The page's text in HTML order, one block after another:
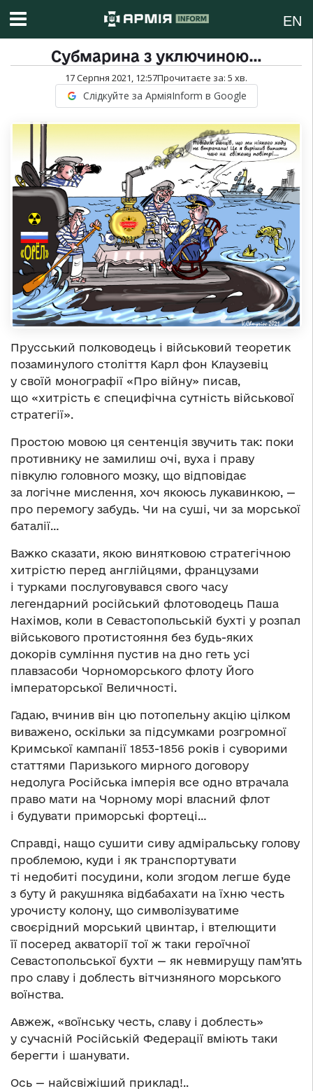
EN
Субмарина з уключиною…
17 Серпня 2021, 12:57Прочитаєте за: 5 хв.
Слідкуйте за АрміяInform в Google
Прусський полководець і військовий теоретик
позаминулого століття Карл фон Клаузевіц
у своїй монографії «Про війну» писав,
що «хитрість є специфічна сутність військової
стратегії».
Простою мовою ця сентенція звучить так: поки
противнику не замилиш очі, вуха і праву
півкулю головного мозку, що відповідає
за логічне мислення, хоч якоюсь лукавинкою, —
про перемогу забудь. Чи на суші, чи за морської
баталії…
Важко сказати, якою винятковою стратегічною
хитрістю перед англійцями, французами
і турками послуговувався свого часу
легендарний російський флотоводець Паша
Нахімов, коли в Севастопольській бухті у розпал
військового протистояння без будь-яких
докорів сумління пустив на дно геть усі
плавзасоби Чорноморського флоту Його
імператорської Величності.
Гадаю, вчинив він цю потопельну акцію цілком
виважено, оскільки за підсумками розгромної
Кримської кампанії 1853-1856 років і суворими
статтями Паризького мирного договору
недолуга Російська імперія все одно втрачала
право мати на Чорному морі власний флот
і будувати приморські фортеці…
Справді, нащо сушити сиву адміральську голову
проблемою, куди і як транспортувати
ті недобиті посудини, коли згодом легше буде
з буту й ракушняка відбабахати на їхню честь
урочисту колону, що символізуватиме
своєрідний морський цвинтар, і втелющити
її посеред акваторії тої ж таки героїчної
Севастопольської бухти — як невмирущу пам’ять
про славу і доблесть вітчизняного морського
воїнства.
Авжеж, «воїнську честь, славу і доблесть»
у сучасній Російській Федерації вміють таки
берегти і шанувати.
Ось — найсвіжіший приклад!..